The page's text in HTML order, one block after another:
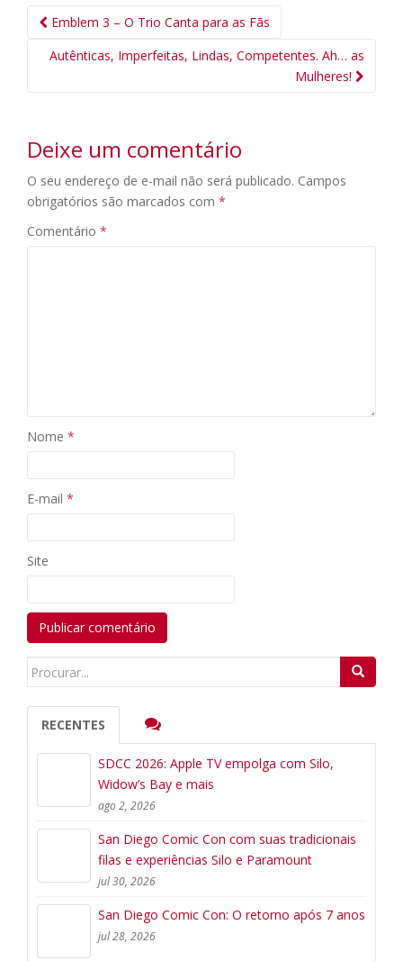
Navegação
da
Postagem
Emblem 3 – O Trio Canta para as Fãs
Autênticas, Imperfeitas, Lindas, Competentes. Ah… as
Mulheres!
Deixe um comentário
O seu endereço de e-mail não será publicado. Campos
obrigatórios são marcados com *
Comentário *
Nome *
E-mail *
Site
Search
RECENTES
SDCC 2026: Apple TV empolga com Silo,
Widow’s Bay e mais
ago 2, 2026
San Diego Comic Con com suas tradicionais
filas e experiências Silo e Paramount
jul 30, 2026
San Diego Comic Con: O retorno após 7 anos
jul 28, 2026